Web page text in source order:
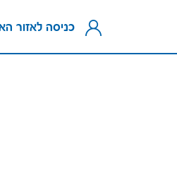
כניסה לאזור האישי